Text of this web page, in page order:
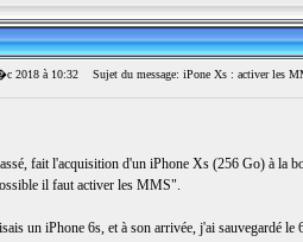
2018 à 10:32 Sujet du message: iPone Xs : activer les
fait l'acquisition d'un iPhone Xs (256 Go) à la
il faut activer les MMS".
un iPhone 6s, et à son arrivée, j'ai sauvegardé